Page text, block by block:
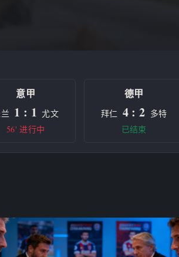
意甲
1 : 1 尤文
56' 进行中
德甲
拜仁 4 : 2 多特
已结束